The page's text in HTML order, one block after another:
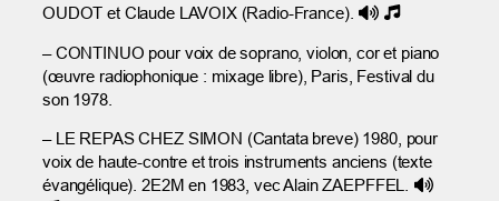
OUDOT et Claude LAVOIX (Radio-France).
– CONTINUO pour voix de soprano, violon, cor et piano
(œuvre radiophonique : mixage libre), Paris, Festival du
son 1978.
– LE REPAS CHEZ SIMON (Cantata breve) 1980, pour
voix de haute-contre et trois instruments anciens (texte
évangélique). 2E2M en 1983, vec Alain ZAEPFFEL.